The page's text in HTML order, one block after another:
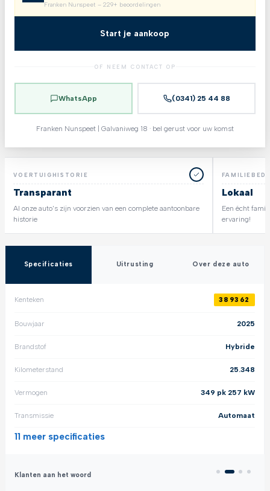
Franken Nunspeet – 229+ beoordelingen
Start je aankoop
OF NEEM CONTACT OP
WhatsApp (0341) 25 44 88
Franken Nunspeet | Galvaniweg 18 · bel gerust voor uw komst
VOERTUIGHISTORIE
Transparant
Al onze auto's zijn voorzien van een complete aantoonbare
historie
Lokaal
Een écht
ervaring!
Specificaties Uitrusting Over deze auto
Kenteken 389362
Bouwjaar 2025
Brandstof Hybride
Kilometerstand 25.348
Vermogen 349 pk 257 kW
Transmissie Automaat
11 meer specificaties
Klanten aan het woord